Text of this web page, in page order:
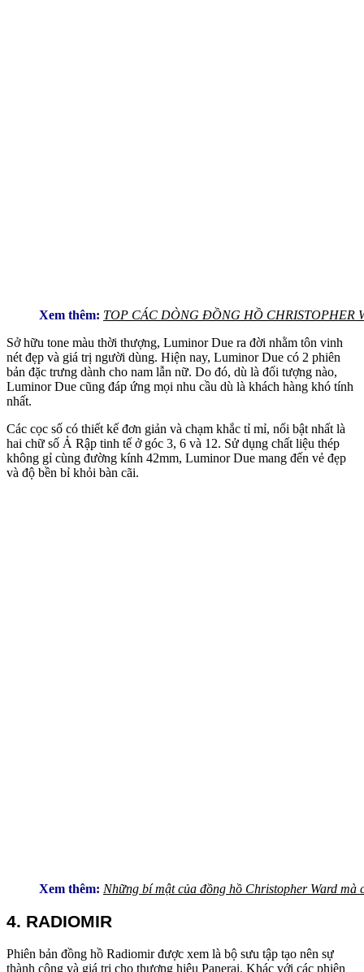
Xem thêm: TOP CÁC DÒNG ĐỒNG HỒ CHRISTOPHER
Sở hữu tone màu thời thượng, Luminor Due ra đời nhằm tôn vinh
nét đẹp và giá trị người dùng. Hiện nay, Luminor Due có 2 phiên
bản đặc trưng dành cho nam lẫn nữ. Do đó, dù là đối tượng nào,
Luminor Due cũng đáp ứng mọi nhu cầu dù là khách hàng khó tính
nhất.
Các cọc số có thiết kế đơn giản và chạm khắc tỉ mỉ, nổi bật nhất là
hai chữ số Ả Rập tinh tế ở góc 3, 6 và 12. Sử dụng chất liệu thép
không gỉ cùng đường kính 42mm, Luminor Due mang đến vẻ đẹp
và độ bền bỉ khỏi bàn cãi.
Xem thêm: Những bí mật của đồng hồ Christopher Ward mà
4. RADIOMIR
Phiên bản đồng hồ Radiomir được xem là bộ sưu tập tạo nên sự
thành công và giá trị cho thương hiệu Panerai. Khác với các phiên